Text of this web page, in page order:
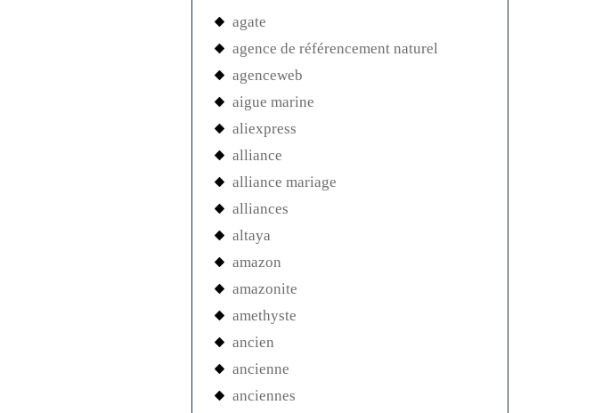
agate
agence de référencement naturel
agenceweb
aigue marine
aliexpress
alliance
alliance mariage
alliances
altaya
amazon
amazonite
amethyste
ancien
ancienne
anciennes